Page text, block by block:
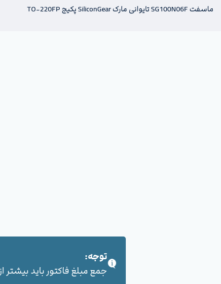
توجه:
جمع مبلغ فاکتور باید بیشتر از 100,000 هزار تومان
ماسفت SG100N06F تایوانی مارک SiliconGear پکیج TO-220FP